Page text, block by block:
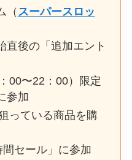
（ スーパースロッ
直後の「追加エント
00〜22：00）限定
参加
っている商品を購
セール」に参加